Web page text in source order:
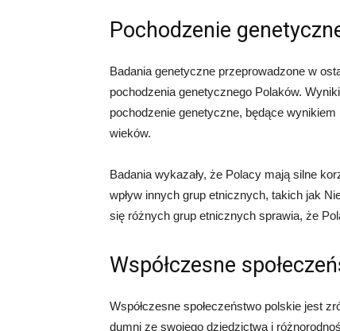
Pochodzenie
Badania genetyczne przeprowadzone w
pochodzenia genetycznego Polaków.
pochodzenie genetyczne, będące
wieków.
Badania wykazały, że Polacy mają silne
wpływ innych grup etnicznych, takich jak
się różnych grup etnicznych sprawia, że
Współczesne
Współczesne społeczeństwo polskie jest
dumni ze swojego dziedzictwa i